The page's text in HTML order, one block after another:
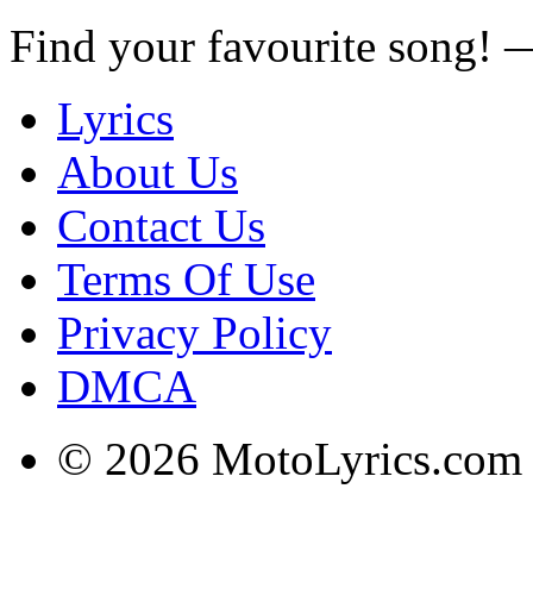
Find your favourite song!
Lyrics
About Us
Contact Us
Terms Of Use
Privacy Policy
DMCA
© 2026 MotoLyrics.com